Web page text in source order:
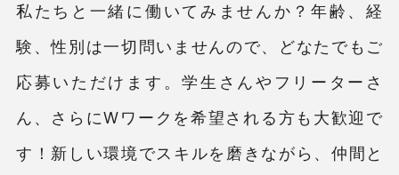
私たちと一緒に働いてみませんか？年齢、経
験、性別は一切問いませんので、どなたでもご
応募いただけます。学生さんやフリーターさ
ん、さらにWワークを希望される方も大歓迎で
す！新しい環境でスキルを磨きながら、仲間と